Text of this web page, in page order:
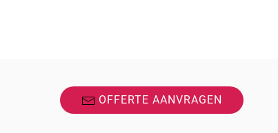
OFFERTE AANVRAGEN